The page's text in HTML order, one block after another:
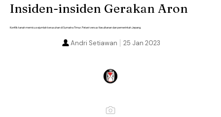
Insiden-insiden Gerakan Aron
Konflik tanah memicu sejumlah kerusuhan di Sumatra Timur. Petani versus Kesultanan dan pemerintah Jepang.
25 Jan 2023
Andri Setiawan